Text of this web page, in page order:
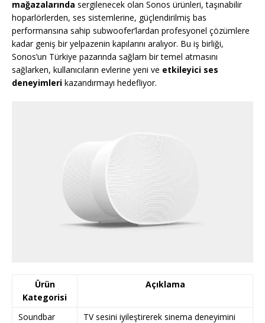
mağazalarında sergilenecek olan Sonos ürünleri, taşınabilir
hoparlörlerden, ses sistemlerine, güçlendirilmiş bas
performansına sahip subwoofer’lardan profesyonel çözümlere
kadar geniş bir yelpazenin kapılarını aralıyor. Bu iş birliği,
Sonos’un Türkiye pazarında sağlam bir temel atmasını
sağlarken, kullanıcıların evlerine yeni ve etkileyici ses
deneyimleri kazandırmayı hedefliyor.
Ürün
Kategorisi
Açıklama
Soundbar
TV sesini iyileştirerek sinema deneyimini